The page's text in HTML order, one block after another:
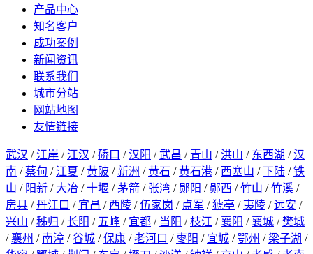
产品中心
知名客户
成功案例
新闻资讯
联系我们
城市分站
网站地图
友情链接
武汉 / 江岸 / 江汉 /硚口 /汉阳 /武昌 / 青山 / 洪山 / 东西湖 /汉
南 /蔡甸 / 江夏 /黄陂 /新洲 /黄石 /黄石港 / 西塞山 /下陆 /铁
山 / 阳新 / 大冶 /十堰 /茅箭 / 张湾 / 郧阳 / 郧西 /竹山 /竹溪 /
房县 /丹江口 / 宜昌 / 西陵 /伍家岗 / 点军 /猇亭 / 夷陵 /远安 /
兴山 /秭归 /长阳 / 五峰 / 宜都 / 当阳 /枝江 /襄阳 /襄城 /樊城
/襄州 / 南漳 /谷城 /保康 /老河口 /枣阳 / 宜城 /鄂州 / 梁子湖 /